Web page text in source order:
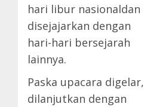
hari libur nasionaldan
disejajarkan dengan
hari-hari bersejarah
lainnya.
Paska upacara digelar,
dilanjutkan dengan